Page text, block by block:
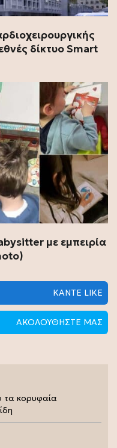
δίκτυο Smart
με εμπειρία
ΚΑΝΤΕ LIKE
ΑΚΟΛΟΥΘΗΣΤΕ ΜΑΣ
τα κορυφαία